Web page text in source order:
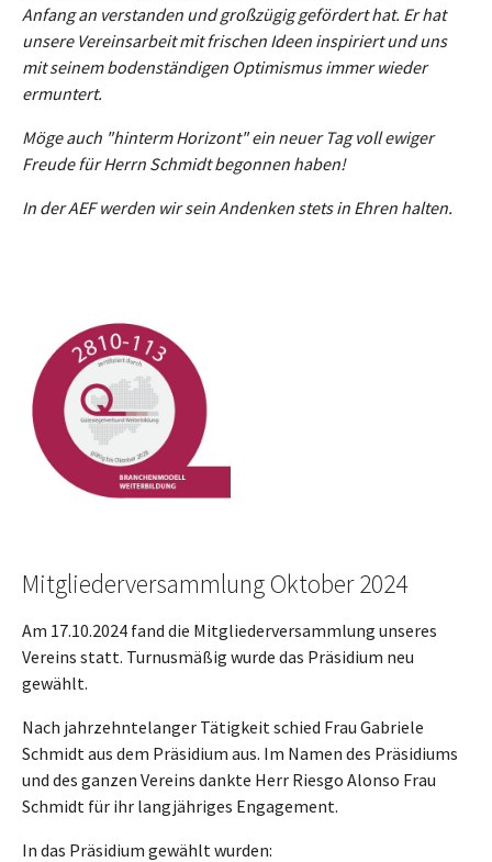
Anfang an verstanden und großzügig gefördert hat. Er hat
unsere Vereinsarbeit mit frischen Ideen inspiriert und uns
mit seinem bodenständigen Optimismus immer wieder
ermuntert.
Möge auch "hinterm Horizont" ein neuer Tag voll ewiger
Freude für Herrn Schmidt begonnen haben!
In der AEF werden wir sein Andenken stets in Ehren halten.
Mitgliederversammlung Oktober 2024
Am 17.10.2024 fand die Mitgliederversammlung unseres
Vereins statt. Turnusmäßig wurde das Präsidium neu
gewählt.
Nach jahrzehntelanger Tätigkeit schied Frau Gabriele
Schmidt aus dem Präsidium aus. Im Namen des Präsidiums
und des ganzen Vereins dankte Herr Riesgo Alonso Frau
Schmidt für ihr langjähriges Engagement.
In das Präsidium gewählt wurden: